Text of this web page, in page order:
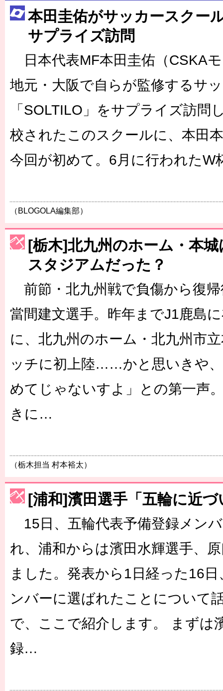
本田圭佑がサッカースクー
サプライズ訪問
日本代表MF本田圭佑（CSKA
地元・大阪で自らが監修するサ
「SOLTILO」をサプライズ訪
校されたこのスクールに、本田
今回が初めて。6月に行われた
（BLOGOLA編集部）
[栃木]北九州のホーム・本
スタジアムだった？
前節・北九州戦で負傷から復
當間建文選手。昨年までJ1鹿島
に、北九州のホーム・北九州市
ッチに初上陸……かと思いきや
めてじゃないすよ」との第一声
きに…
（栃木担当 村本裕太）
[浦和]濱田選手「五輪に近
15日、五輪代表予備登録メン
れ、浦和からは濱田水輝選手、
ました。発表から1日経った16
ンバーに選ばれたことについて
で、ここで紹介します。 まずは
録…